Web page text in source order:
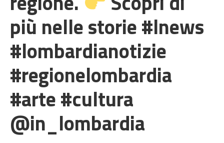
più nelle storie #lnews
#lombardianotizie
#regionelombardia
#arte #cultura
@in_lombardia